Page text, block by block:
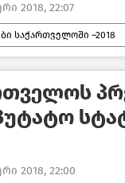
2018, 22:07
საქართველოში –2018
2018, 22:00